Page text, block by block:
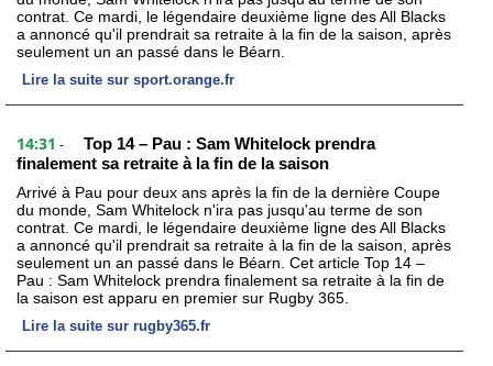
contrat. Ce mardi, le légendaire deuxième ligne des All Blacks
a annoncé qu'il prendrait sa retraite à la fin de la saison, après
seulement un an passé dans le Béarn.
Lire la suite sur sport.orange.fr
14:31 -
Top 14 – Pau : Sam Whitelock prendra
finalement sa retraite à la fin de la saison
Arrivé à Pau pour deux ans après la fin de la dernière Coupe
du monde, Sam Whitelock n'ira pas jusqu'au terme de son
contrat. Ce mardi, le légendaire deuxième ligne des All Blacks
a annoncé qu'il prendrait sa retraite à la fin de la saison, après
seulement un an passé dans le Béarn. Cet article Top 14 –
Pau : Sam Whitelock prendra finalement sa retraite à la fin de
la saison est apparu en premier sur Rugby 365.
Lire la suite sur rugby365.fr